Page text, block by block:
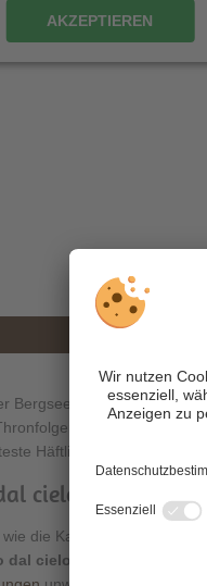
AKZEPTIEREN
Bergsee befindet sich auch
kurz vor
Häftlinge befreit wurden,
cielo“ – „Die
die Kapelle am Uferrand
dal cielo“
(mit Terence Hill